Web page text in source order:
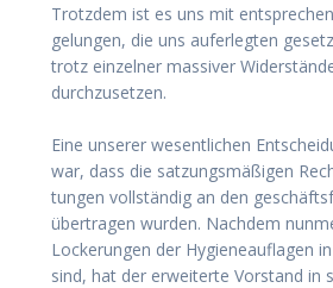
Trotz­dem ist es uns mit
gelun­gen, die uns auf­er­leg­ten
trotz ein­zel­ner mas­si­ver
durch­zu­set­zen.
Eine unse­rer wesent­li­chen
war, dass die sat­zungs­mä­ßi­gen
tun­gen voll­stän­dig an den
über­tra­gen wur­den. Nach­dem
Locke­run­gen der Hygie­ne­auf­la­gen
sind, hat der erwei­ter­te Vor­stand in